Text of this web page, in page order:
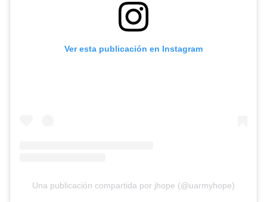
Ver esta publicación en Instagram
Una publicación compartida por jhope (@uarmyhope)